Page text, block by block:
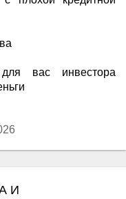
вас инвестора
И